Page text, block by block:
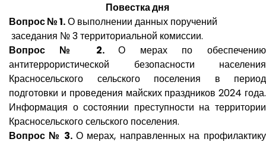
Повестка дня
Вопрос № 1.О выполнении данных поручений
заседания № 3 территориальной комиссии.
Вопрос № 2.О мерах по обеспечению
антитеррористической безопасности населения
Красносельского сельского поселения в период
подготовки и проведения майских праздников 2024 года.
Информация о состоянии преступности на территории
Красносельского сельского поселения.
Вопрос № 3. О мерах, направленных на профилактику